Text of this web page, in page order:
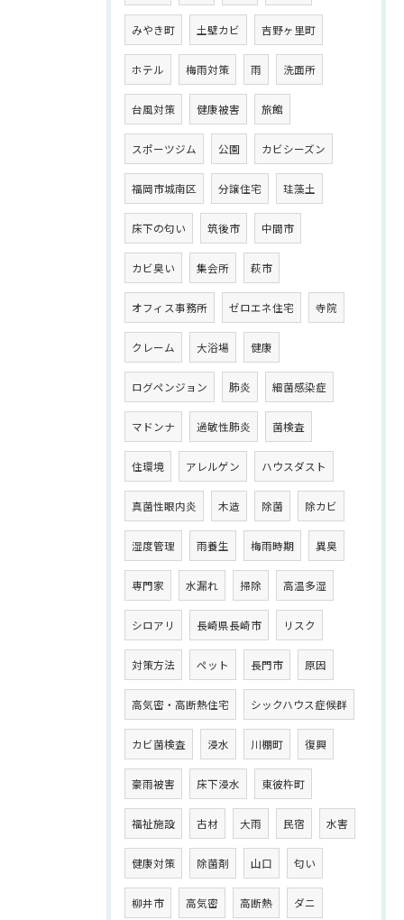
みやき町 土壁カビ 吉野ヶ里町
ホテル 梅雨対策 雨 洗面所
台風対策 健康被害 旅館
スポーツジム 公園 カビシーズン
福岡市城南区 分譲住宅 珪藻土
床下の匂い 筑後市 中間市
カビ臭い 集会所 萩市
オフィス事務所 ゼロエネ住宅 寺院
クレーム 大浴場 健康
ログペンジョン 肺炎 細菌感染症
マドンナ 過敏性肺炎 菌検査
住環境 アレルゲン ハウスダスト
真菌性眼内炎 木造 除菌 除カビ
湿度管理 雨養生 梅雨時期 異臭
専門家 水漏れ 掃除 高温多湿
シロアリ 長崎県長崎市 リスク
対策方法 ペット 長門市 原因
高気密・高断熱住宅 シックハウス症候群
カビ菌検査 浸水 川棚町 復興
豪雨被害 床下浸水 東彼杵町
福祉施設 古材 大雨 民宿 水害
健康対策 除菌剤 山口 匂い
柳井市 高気密 高断熱 ダニ